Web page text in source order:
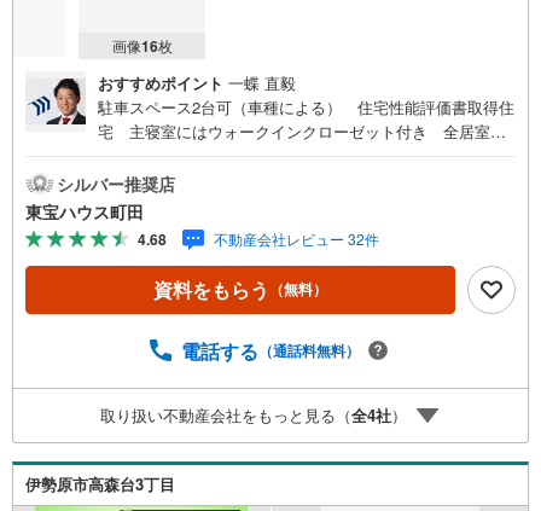
画像16枚
おすすめポイント 一蝶 直毅
駐車スペース2台可（車種による） 住宅性能評価書取得住
宅 主寝室にはウォークインクローゼット付き 全居室南
人を知り、理解することから始めます。お客様のお話をき
ちんとお聞きし、しっかり話し合う「心」のコミュニケー
ションが大切になります。だからこそ、それぞれのお客様
にベストな「住まい」をご提案をすることができるので
す。インターネット予約で当日見学が可能！（1）［室内・
現地を見学する］をクリック（2）本日～4日以内をご希望
い！【主要不動産流通各社の2025年度中間期の売買仲介実
りたくさんのお客様からのお言葉に感謝してこれからも楽
しく素敵なお家探しをお約束します。お家探しを始めてみ
ようと思われたらまずは、お気軽に東宝ハウス町田に相談
してみませんか？スタッフ一同お客様のお問合せをお待ち
しております。
シルバー推奨店
東宝ハウス町田
4.68 不動産会社レビュー 32件
資料をもらう （無料）
電話する （通話料無料）
取り扱い不動産会社をもっと見る（全4社）
伊勢原市高森台3丁目